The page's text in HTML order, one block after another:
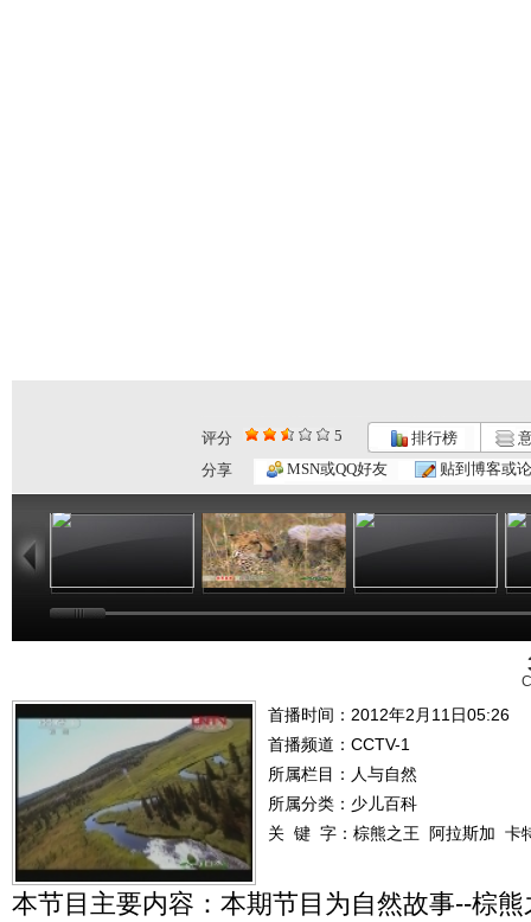
评分 5 排行榜
分享
MSN或QQ好友 贴到博客或
10:39
自然故事—...
29:59
《金豺家族...
00:29:59
首播时间：2012年2月11日05:26
首播频道： CCTV-1
所属栏目： 人与自然
所属分类：少儿百科
关 键 字： 棕熊之王 阿拉斯加 卡
本节目主要内容：本期节目为自然故事--棕